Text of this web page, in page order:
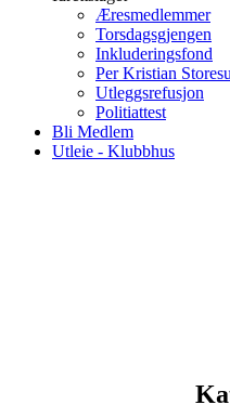
Æresmedlemmer
Torsdagsgjengen
Inkluderingsfond
Per Kristian
Utleggsrefusjon
Politiattest
Bli Medlem
Utleie - Klubbhus